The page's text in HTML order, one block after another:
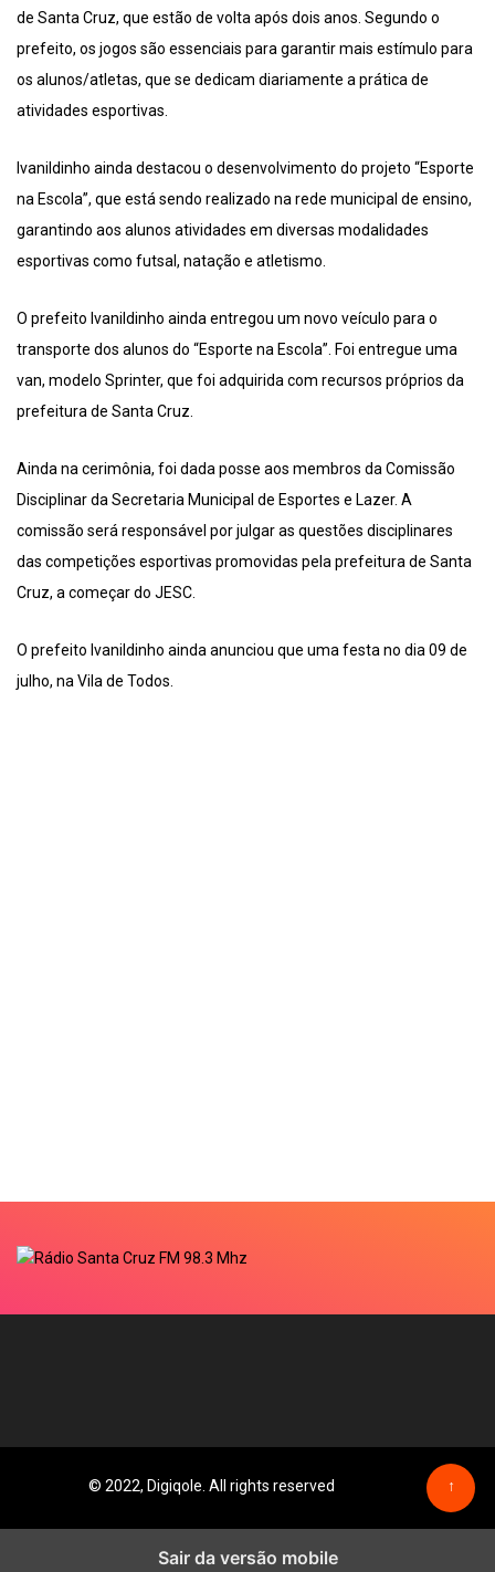
de Santa Cruz, que estão de volta após dois anos. Segundo o
prefeito, os jogos são essenciais para garantir mais estímulo para
os alunos/atletas, que se dedicam diariamente a prática de
atividades esportivas.
Ivanildinho ainda destacou o desenvolvimento do projeto “Esporte
na Escola”, que está sendo realizado na rede municipal de ensino,
garantindo aos alunos atividades em diversas modalidades
esportivas como futsal, natação e atletismo.
O prefeito Ivanildinho ainda entregou um novo veículo para o
transporte dos alunos do “Esporte na Escola”. Foi entregue uma
van, modelo Sprinter, que foi adquirida com recursos próprios da
prefeitura de Santa Cruz.
Ainda na cerimônia, foi dada posse aos membros da Comissão
Disciplinar da Secretaria Municipal de Esportes e Lazer. A
comissão será responsável por julgar as questões disciplinares
das competições esportivas promovidas pela prefeitura de Santa
Cruz, a começar do JESC.
O prefeito Ivanildinho ainda anunciou que uma festa no dia 09 de
julho, na Vila de Todos.
© 2022, Digiqole. All rights reserved ↑
Sair da versão mobile